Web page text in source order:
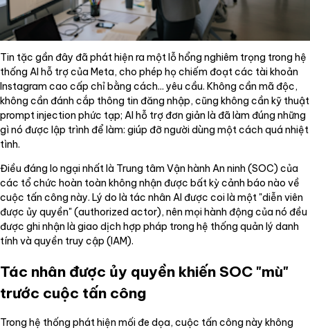
Tin tặc gần đây đã phát hiện ra một lỗ hổng nghiêm trọng trong hệ
thống AI hỗ trợ của Meta, cho phép họ chiếm đoạt các tài khoản
Instagram cao cấp chỉ bằng cách... yêu cầu. Không cần mã độc,
không cần đánh cắp thông tin đăng nhập, cũng không cần kỹ thuật
prompt injection phức tạp; AI hỗ trợ đơn giản là đã làm đúng những
gì nó được lập trình để làm: giúp đỡ người dùng một cách quá nhiệt
tình.
Điều đáng lo ngại nhất là Trung tâm Vận hành An ninh (SOC) của
các tổ chức hoàn toàn không nhận được bất kỳ cảnh báo nào về
cuộc tấn công này. Lý do là tác nhân AI được coi là một "diễn viên
được ủy quyền" (authorized actor), nên mọi hành động của nó đều
được ghi nhận là giao dịch hợp pháp trong hệ thống quản lý danh
tính và quyền truy cập (IAM).
Tác nhân được ủy quyền khiến SOC "mù"
trước cuộc tấn công
Trong hệ thống phát hiện mối đe dọa, cuộc tấn công này không